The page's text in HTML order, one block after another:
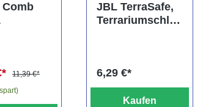
11,39 €*
JBL TerraSafe,
Terrariumschlos
6,29 €*
Kaufen